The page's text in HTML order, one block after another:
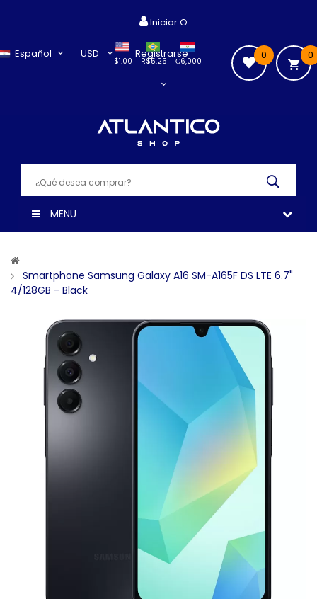
Español USD
$1.00 ₲6,000
R$5.25
Iniciar O
Registrarse 0
0
MENU
Smartphone Samsung Galaxy A16 SM-A165F DS LTE 6.7"
4/128GB - Black